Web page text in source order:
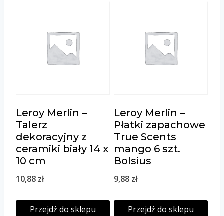
Leroy Merlin –
Talerz
dekoracyjny z
ceramiki biały 14 x
10 cm
10,88 zł
Przejdź do sklepu
Leroy Merlin –
Płatki zapachowe
True Scents
mango 6 szt.
Bolsius
9,88 zł
Przejdź do sklepu